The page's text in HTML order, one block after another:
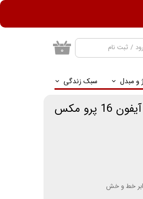
و مبدل سبک زندگی
/ ثبت نام
تغییر گذر واژه
سفارشات
۰
مکس